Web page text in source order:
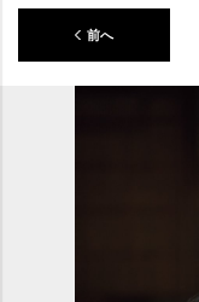
前へ